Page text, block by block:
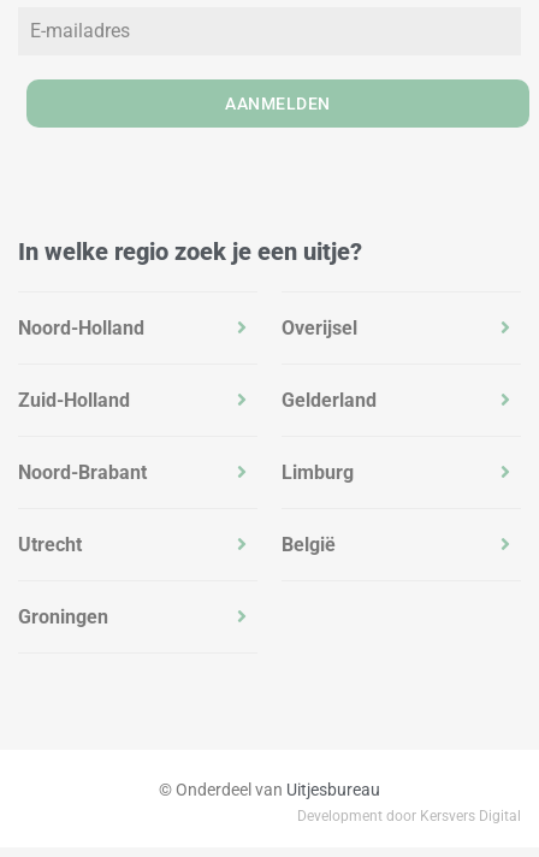
m
AANMELDEN
In welke regio zoek je een uitje?
Noord-Holland
Zuid-Holland
Noord-Brabant
Utrecht
Groningen
Overijsel
Gelderland
Limburg
België
© Onderdeel van Uitjesbureau
Development door Kersvers Digital